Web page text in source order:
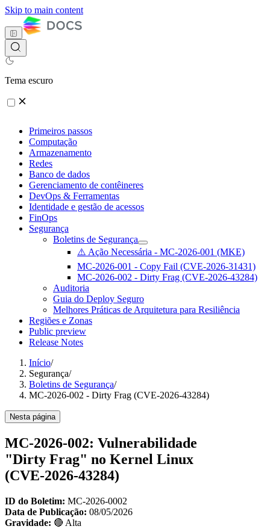
Skip to main content
Tema escuro
Primeiros passos
Computação
Armazenamento
Redes
Banco de dados
Gerenciamento de contêineres
DevOps & Ferramentas
Identidade e gestão de acessos
FinOps
Segurança
Boletins de Segurança
⚠️ Ação Necessária - MC-2026-001 (MKE)
MC-2026-001 - Copy Fail (CVE-2026-31431)
MC-2026-002 - Dirty Frag (CVE-2026-43284)
Auditoria
Guia do Deploy Seguro
Melhores Práticas de Arquitetura para Resiliência
Regiões e Zonas
Public preview
Release Notes
Início/
Segurança/
Boletins de Segurança/
MC-2026-002 - Dirty Frag (CVE-2026-43284)
Nesta página
MC-2026-002: Vulnerabilidade
"Dirty Frag" no Kernel Linux
(CVE-2026-43284)
ID do Boletim: MC-2026-0002
Data de Publicação: 08/05/2026
Gravidade: 🔴 Alta